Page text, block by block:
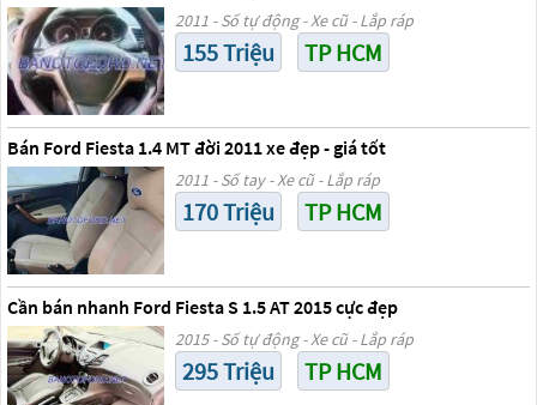
2011 - Số tự động - Xe cũ - Lắp ráp
155 Triệu TP HCM
Bán Ford Fiesta 1.4 MT đời 2011 xe đẹp - giá tốt
2011 - Số tay - Xe cũ - Lắp ráp
170 Triệu TP HCM
Cần bán nhanh Ford Fiesta S 1.5 AT 2015 cực đẹp
2015 - Số tự động - Xe cũ - Lắp ráp
295 Triệu TP HCM